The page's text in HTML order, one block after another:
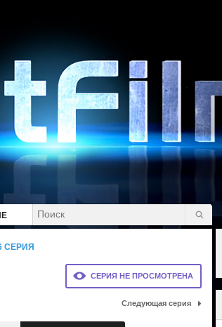
СЕРИЯ НЕ ПРОСМОТРЕНА
СЕРИЯ
Следующая серия